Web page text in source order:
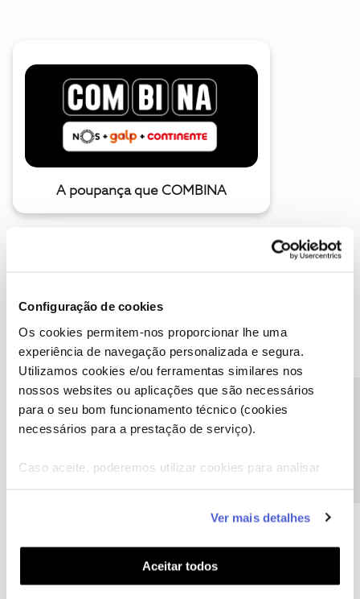
Configuração de cookies
Os cookies permitem-nos proporcionar lhe uma
experiência de navegação personalizada e segura.
Utilizamos cookies e/ou ferramentas similares nos
nossos websites ou aplicações que são necessários
para o seu bom funcionamento técnico (cookies
necessários para a prestação de serviço).
Caso aceite, poderemos utilizar cookies para analisar
funcionalidades (cookies de personalização e
funcionalidade) e adaptar anúncios aos seus interesses
(cookies de publicidade personalizada). Pode gerir a
utilização dos cookies clicando em "Configurar
Ver mais detalhes
Aceitar todos
A poupança que COMBINA
Descubra as novidades de julho
Hall of Fame de julho